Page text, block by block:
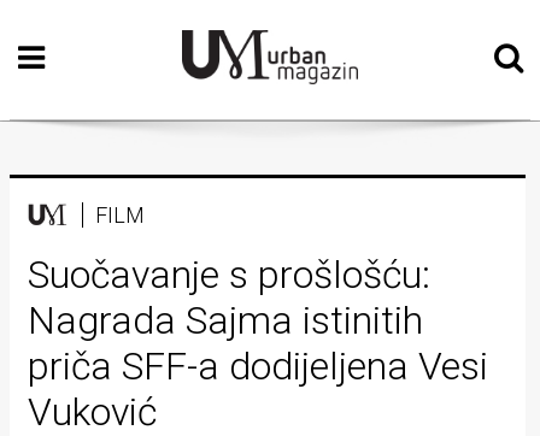
Početna
Vizualne
Teatar
Književnost
Muzika
Film
Intervju
FILM
Suočavanje s prošlošću:
Nagrada Sajma istinitih
priča SFF-a dodijeljena Vesi
Vuković